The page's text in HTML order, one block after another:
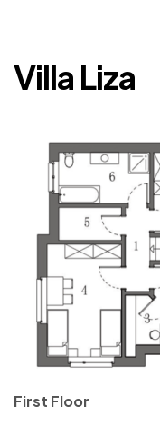
Villa Liza
First Floor